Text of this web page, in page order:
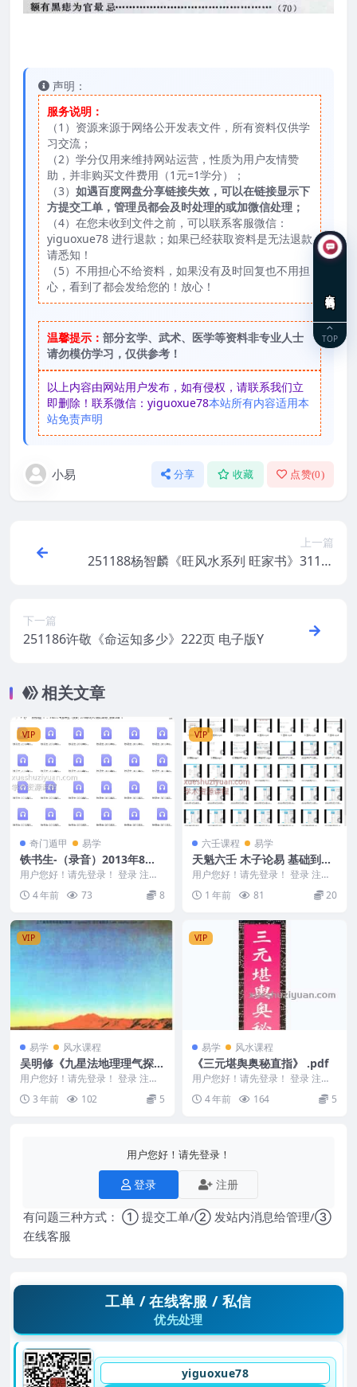
声明：
服务说明：
（1）资源来源于网络公开发表文件，所有资料仅供学
习交流；
（2）学分仅用来维持网站运营，性质为用户友情赞
助，并非购买文件费用（1元=1学分）；
（3） 如遇百度网盘分享链接失效，可以在链接显示下
方提交工单，管理员都会及时处理的或加微信处理；
（4）在您未收到文件之前，可以联系客服微信：
yiguoxue78 进行退款；如果已经获取资料是无法退款
请悉知！
（5）不用担心不给资料，如果没有及时回复也不用担
心，看到了都会发给您的！放心！
温馨提示： 部分玄学、武术、医学等资料非专业人士
请勿模仿学习，仅供参考！
以上内容由网站用户发布，如有侵权，请联系我们立
即删除！联系微信：yiguoxue78本站所有内容适用本
站免责声明
小易 分享 收藏 点赞(0)
上一篇
251188杨智麟《旺风水系列 旺家书》311页
下一篇
251186许敬《命运知多少》222页 电子版Y
相关文章
VIP
奇门遁甲 易学
铁书生-（录音）2013年8月1
9日铁口断奇门录音24讲
用户您好！请先登录！ 登录 注册
铁书生-（录音）2013年8月19日
铁口断奇门...
4 年前 73 8
VIP
六壬课程 易学
天魁六壬 木子论易 基础到实
战 大六壬实盘讲解 49集视频
Y
用户您好！请先登录！ 登录 注册
天魁六壬 木子论易 基础到实战 大
六壬实盘讲解...
1 年前 81 20
VIP
易学 风水课程
吴明修《九星法地理理气探
原》(1) (1).pdf
用户您好！请先登录！ 登录 注册
编号：MY2212-200-361 吴明修
《九...3 年前 102 5
VIP
易学 风水课程
《三元堪舆奥秘直指》 .pdf
用户您好！请先登录！ 登录 注册
编号：MY2212-200-250 《三元
堪舆...4 年前 164 5
用户您好！请先登录！
登录 注册
有问题三种方式： ① 提交工单/② 发站内消息给管理/③
在线客服
工单 / 在线客服 / 私信
优先处理
yiguoxue78
TOP